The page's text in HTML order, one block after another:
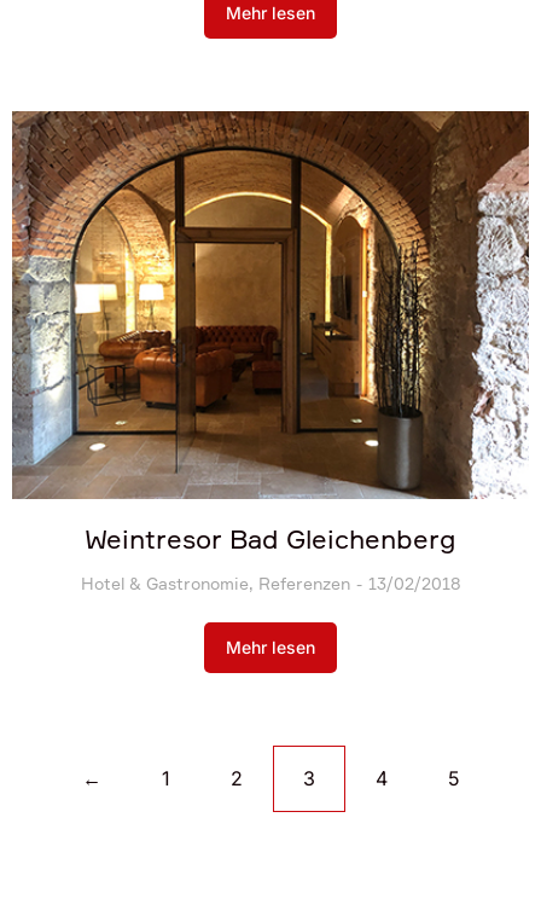
Mehr lesen
Weintresor Bad Gleichenberg
Hotel & Gastronomie, Referenzen 13/02/2018
Mehr lesen
← 1 2 3 4 5